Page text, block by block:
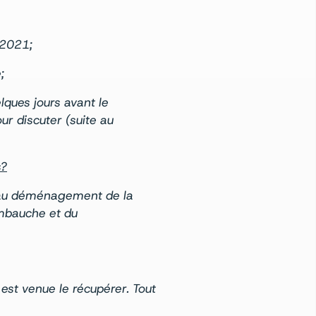
jours avant le
discuter (suite au
déménagement de la
et du
venue le récupérer. Tout